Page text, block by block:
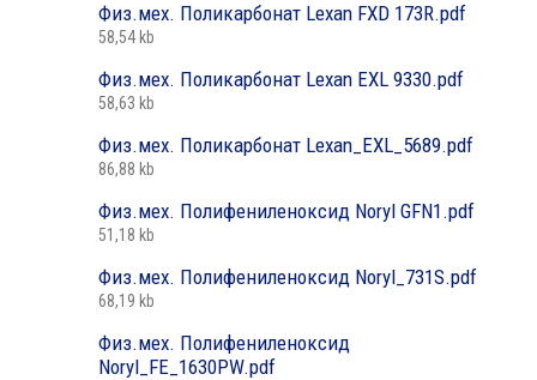
Физ.мех. Поликарбонат Lexan FXD 173R.pdf
58,54 kb
Физ.мех. Поликарбонат Lexan EXL 9330.pdf
58,63 kb
Физ.мех. Поликарбонат Lexan_EXL_5689.pdf
86,88 kb
Физ.мех. Полифениленоксид Noryl GFN1.pdf
51,18 kb
Физ.мех. Полифениленоксид Noryl_731S.pdf
68,19 kb
Физ.мех. Полифениленоксид
Noryl_FE_1630PW.pdf